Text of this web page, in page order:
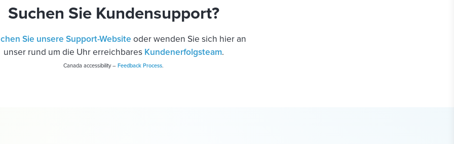
Suchen Sie Kundensupport?
Sie unsere Support-Website oder wenden Sie sich hier an
unser rund um die Uhr erreichbares Kundenerfolgsteam.
Canada accessibility –Feedback Process.